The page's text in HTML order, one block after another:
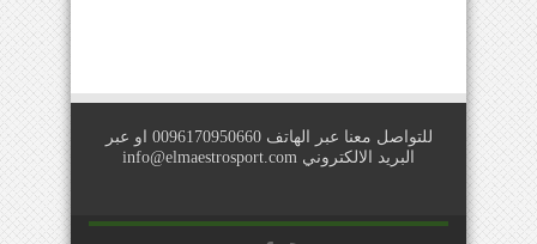
للتواصل معنا عبر الهاتف 0096170950660 او عبر
البريد الالكتروني info@elmaestrosport.com